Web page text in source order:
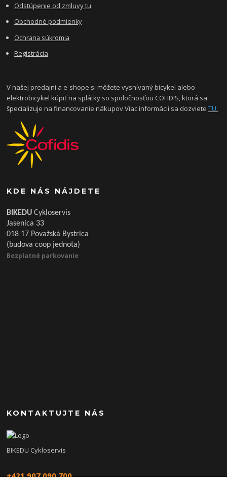
Odstúpenie od zmluvy tu
Obchodné podmienky
Ochrana súkromia
Registrácia
V našej predajni a e-shope si môžete vysnívaný bicykel alebo
elektrobicykel kúpiť na splátky so spoločnosťou COFIDIS, ktorá sa
špecializuje na financovanie nákupov.Viac informácii sa dozvieteTU.
KDE NÁS NÁJDETE
BIKEDUCykloservis
Jasenica 33
018 17 Považská Bystrica
(budova coop jednota)
Bezplatné parkovanie
KONTAKTUJTE NÁS
BIKEDU Cykloservis
+421 907 090 700